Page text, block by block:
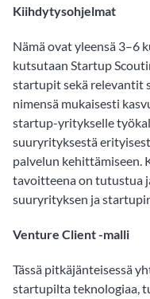
Kiihdytysohjelmat
Nämä ovat yleensä 3–6
kutsutaan Startup
startupit sekä relevantit
nimensä mukaisesti
startup-yritykselle
suuryrityksestä
palvelun kehittämiseen.
tavoitteena on tutustua
suuryrityksen ja
Venture Client -malli
Tässä pitkäjänteisessä
startupilta teknologiaa,